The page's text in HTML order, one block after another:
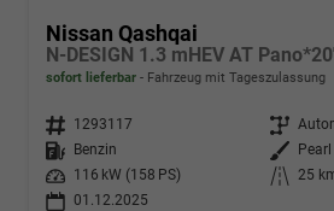
Nissan Qashqai
sofort lieferbar Fahrzeug mit Tageszulassung
Fahrzeugnr. 1293117 Getriebe
Kraftstoff
Benzin Außenfarbe
Leistung
116 kW (158 PS) Kilometerstand
25
01.12.2025